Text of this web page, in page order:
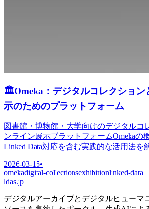
🏛️Omeka：デジタルコレクション
示のためのプラットフォーム
図書館・博物館・大学向けのデジタルコ
ンライン展示プラットフォームOmekaの
Linked Data対応を含む実践的な活用法を
2026-03-15•
omekadigital-collectionsexhibitionlinked-data
ldas.jp
デジタルアーカイブとデジタルヒューマ